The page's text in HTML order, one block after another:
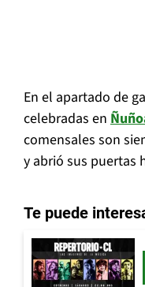
En el apartado de
celebradas en
comensales son
y abrió sus puertas
Te puede